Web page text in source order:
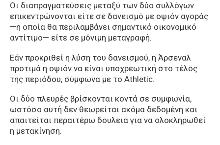
Οι διαπραγματεύσεις μεταξύ των δύο συλλόγων
επικεντρώνονται είτε σε δανεισμό με οψιόν αγοράς
—η οποία θα περιλαμβάνει σημαντικό οικονομικό
αντίτιμο— είτε σε μόνιμη μεταγραφή.
Εάν προκριθεί η λύση του δανεισμού, η Άρσεναλ
προτιμά η οψιόν να είναι υποχρεωτική στο τέλος
της περιόδου, σύμφωνα με το Athletic.
Οι δύο πλευρές βρίσκονται κοντά σε συμφωνία,
ωστόσο αυτή δεν θεωρείται ακόμα δεδομένη και
απαιτείται περαιτέρω δουλειά για να ολοκληρωθεί
η μετακίνηση.